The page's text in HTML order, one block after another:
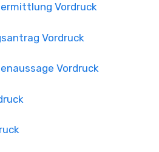
Vordruck
Vordruck
Vordruck